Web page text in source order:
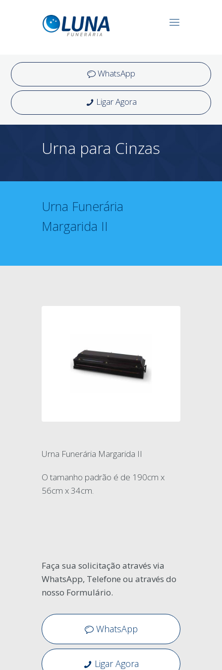
WhatsApp
Ligar Agora
Urna para Cinzas
Urna Funerária
Margarida II
Urna Funerária Margarida II
O tamanho padrão é de 190cm x
56cm x 34cm.
Faça sua solicitação através via
WhatsApp, Telefone ou através do
nosso Formulário.
WhatsApp
Ligar Agora